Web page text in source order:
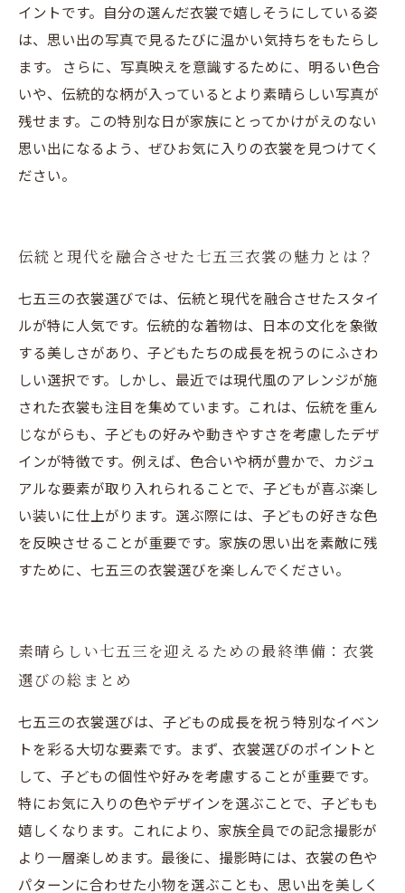
イントです。自分の選んだ衣裳で嬉しそうにしている姿
は、思い出の写真で見るたびに温かい気持ちをもたらし
ます。 さらに、写真映えを意識するために、明るい色合
いや、伝統的な柄が入っているとより素晴らしい写真が
残せます。この特別な日が家族にとってかけがえのない
思い出になるよう、ぜひお気に入りの衣裳を見つけてく
ださい。
伝統と現代を融合させた七五三衣裳の魅力とは？
七五三の衣裳選びでは、伝統と現代を融合させたスタイ
ルが特に人気です。伝統的な着物は、日本の文化を象徴
する美しさがあり、子どもたちの成長を祝うのにふさわ
しい選択です。しかし、最近では現代風のアレンジが施
された衣裳も注目を集めています。これは、伝統を重ん
じながらも、子どもの好みや動きやすさを考慮したデザ
インが特徴です。例えば、色合いや柄が豊かで、カジュ
アルな要素が取り入れられることで、子どもが喜ぶ楽し
い装いに仕上がります。選ぶ際には、子どもの好きな色
を反映させることが重要です。家族の思い出を素敵に残
すために、七五三の衣裳選びを楽しんでください。
素晴らしい七五三を迎えるための最終準備：衣裳
選びの総まとめ
七五三の衣裳選びは、子どもの成長を祝う特別なイベン
トを彩る大切な要素です。まず、衣裳選びのポイントと
して、子どもの個性や好みを考慮することが重要です。
特にお気に入りの色やデザインを選ぶことで、子どもも
嬉しくなります。これにより、家族全員での記念撮影が
より一層楽しめます。最後に、撮影時には、衣裳の色や
パターンに合わせた小物を選ぶことも、思い出を美しく